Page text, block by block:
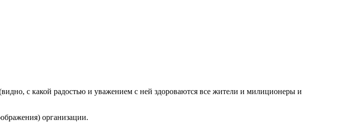
с какой радостью и уважением с ней здороваются все жители и милиционеры и
организации.